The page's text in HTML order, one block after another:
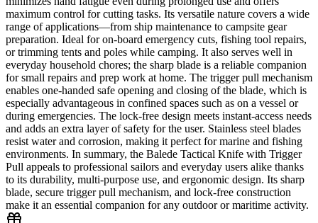
maximum control for cutting tasks. Its versatile nature covers a wide
range of applications—from ship maintenance to campsite gear
preparation. Ideal for on‑board emergency cuts, fishing tool repairs,
or trimming tents and poles while camping. It also serves well in
everyday household chores; the sharp blade is a reliable companion
for small repairs and prep work at home. The trigger pull mechanism
enables one‑handed safe opening and closing of the blade, which is
especially advantageous in confined spaces such as on a vessel or
during emergencies. The lock‑free design meets instant‑access needs
and adds an extra layer of safety for the user. Stainless steel blades
resist water and corrosion, making it perfect for marine and fishing
environments. In summary, the Balede Tactical Knife with Trigger
Pull appeals to professional sailors and everyday users alike thanks
to its durability, multi‑purpose use, and ergonomic design. Its sharp
blade, secure trigger pull mechanism, and lock‑free construction
make it an essential companion for any outdoor or maritime activity.